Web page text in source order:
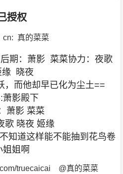
授权
cn: 真的菜菜
期：萧影 菜菜协力：夜歌
缘 晓夜
，而他却早已化为尘土==
萧影殿下
萧影 菜菜
歌 晓夜 姬缘
知道这样能不能抽到花鸟卷
姐姐啊
truecaicai @真的菜菜